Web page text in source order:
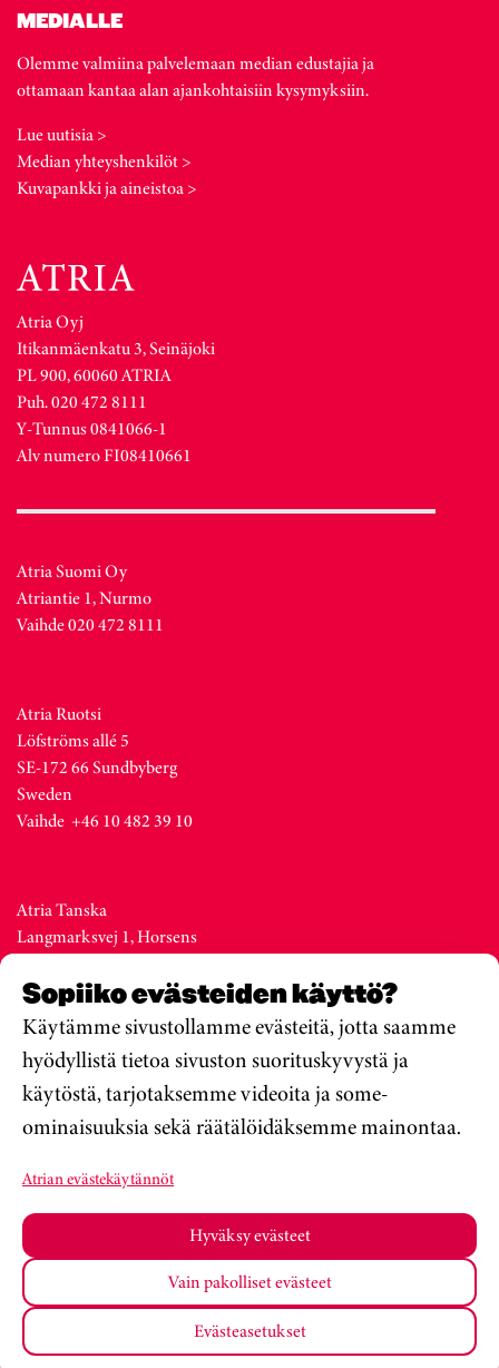
Sopiiko evästeiden käyttö?
Käytämme sivustollamme evästeitä, jotta saamme
hyödyllistä tietoa sivuston suorituskyvystä ja
käytöstä, tarjotaksemme videoita ja some-
ominaisuuksia sekä räätälöidäksemme mainontaa.
Atrian evästekäytännöt
Hyväksy evästeet
Vain pakolliset evästeet
Evästeasetukset
MEDIALLE
Olemme valmiina palvelemaan median edustajia ja
ottamaan kantaa alan ajankohtaisiin kysymyksiin.
Lue uutisia >
Median yhteyshenkilöt >
Kuvapankki ja aineistoa >
Atria Oyj
Itikanmäenkatu 3, Seinäjoki
PL 900, 60060 ATRIA
Puh. 020 472 8111
Y-Tunnus 0841066-1
Alv numero FI08410661
Atria Suomi Oy
Atriantie 1, Nurmo
Vaihde 020 472 8111
Atria Ruotsi
Löfströms allé 5
SE-172 66 Sundbyberg
Sweden
Vaihde +46 10 482 39 10
Atria Tanska
Langmarksvej 1, Horsens
Denmark
Vaihde +45 76 28 25 00
Atria Viro
Metsa str. 19, Valga
Estonia
Vaihde +372 76 79 900
Atria Oyj KoulumateriaalitTietosuojakäytäntö
Muuta Evästeasetuksiasi